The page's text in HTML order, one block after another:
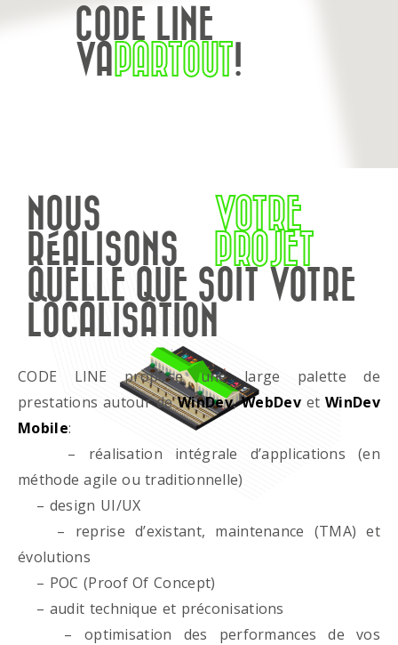
CODE LINE
VAPARTOUT!
NOUS
RÉALISONS
VOTRE
PROJET
QUELLE QUE SOIT VOTRE
LOCALISATION
CODE LINE propose une large palette de
prestations autour deWinDev,WebDevet WinDev
Mobile:
– réalisation intégrale d’applications (en
méthode agile ou traditionnelle)
– design UI/UX
– reprise d’existant, maintenance (TMA) et
évolutions
– POC (Proof Of Concept)
– audit technique et préconisations
– optimisation des performances de vos